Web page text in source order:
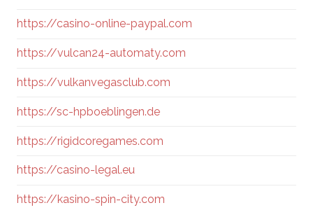
https://casino-online-paypal.com
https://vulcan24-automaty.com
https://vulkanvegasclub.com
https://sc-hpboeblingen.de
https://rigidcoregames.com
https://casino-legal.eu
https://kasino-spin-city.com